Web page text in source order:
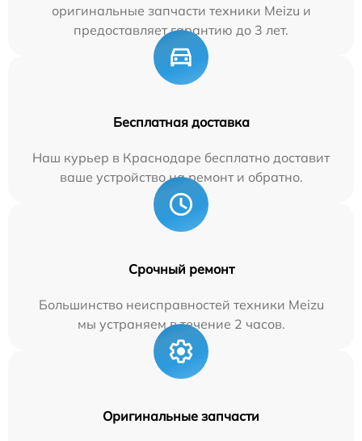
оригинальные запчасти техники Meizu и
предоставляет гарантию до 3 лет.
Бесплатная доставка
Наш курьер в Краснодаре бесплатно доставит
ваше устройство на ремонт и обратно.
Срочный ремонт
Большинство неисправностей техники Meizu
мы устраняем в течение 2 часов.
Оригинальные запчасти